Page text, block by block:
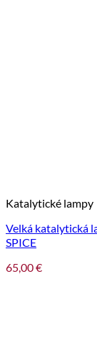
Katalytické lampy
Velká katalytická
SPICE
65,00€